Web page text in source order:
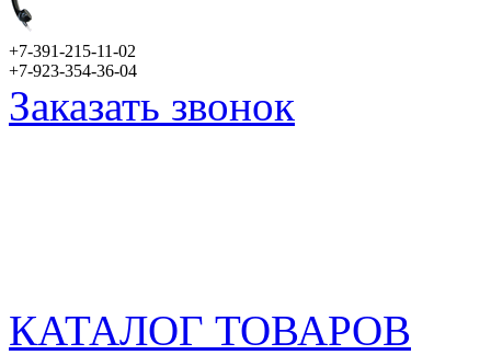
+7-391-215-11-02
+7-923-354-36-04
Заказать звонок
КАТАЛОГ ТОВАРОВ